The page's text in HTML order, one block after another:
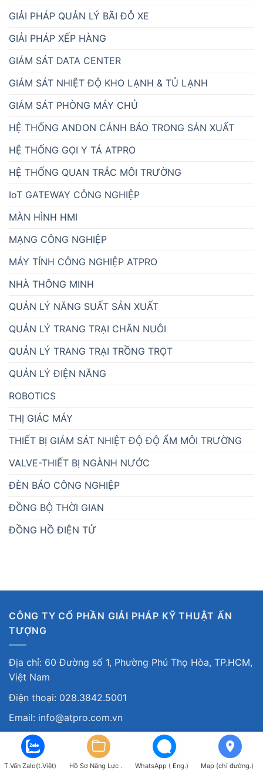
GIẢI PHÁP QUẢN LÝ BÃI ĐỖ XE
GIẢI PHÁP XẾP HÀNG
GIÁM SÁT DATA CENTER
GIÁM SÁT NHIỆT ĐỘ KHO LẠNH & TỦ LẠNH
GIÁM SÁT PHÒNG MÁY CHỦ
HỆ THỐNG ANDON CẢNH BÁO TRONG SẢN XUẤT
HỆ THỐNG GỌI Y TÁ ATPRO
HỆ THỐNG QUAN TRẮC MÔI TRƯỜNG
IoT GATEWAY CÔNG NGHIỆP
MÀN HÌNH HMI
MẠNG CÔNG NGHIỆP
MÁY TÍNH CÔNG NGHIỆP ATPRO
NHÀ THÔNG MINH
QUẢN LÝ NĂNG SUẤT SẢN XUẤT
QUẢN LÝ TRANG TRẠI CHĂN NUÔI
QUẢN LÝ TRANG TRẠI TRỒNG TRỌT
QUẢN LÝ ĐIỆN NĂNG
ROBOTICS
THỊ GIÁC MÁY
THIẾT BỊ GIÁM SÁT NHIỆT ĐỘ ĐỘ ẨM MÔI TRƯỜNG
VALVE-THIẾT BỊ NGÀNH NƯỚC
ĐÈN BÁO CÔNG NGHIỆP
ĐỒNG BỘ THỜI GIAN
ĐỒNG HỒ ĐIỆN TỬ
CÔNG TY CỔ PHẦN GIẢI PHÁP KỸ THUẬT ẤN
TƯỢNG
Địa chỉ: 60 Đường số 1, Phường Phú Thọ Hòa, TP.HCM,
Việt Nam
Điện thoại: 028.3842.5001
Email: info@atpro.com.vn
Giới thiệu
Tuyển dụng
T.Vấn Zalo(t.Việt) Hồ Sơ Năng Lực . WhatsApp ( Eng.) Map (chỉ đường.)